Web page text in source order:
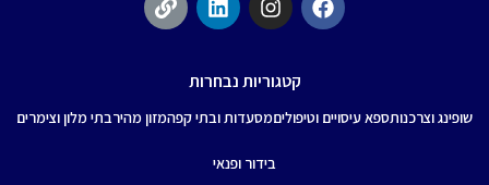
קטגוריות נבחרות
שופינג וצרכנותספא עיסויים וטיפוליםמסעדות ובתי קפהמזון מהירבתי מלון וצימרים
בידור ופנאי